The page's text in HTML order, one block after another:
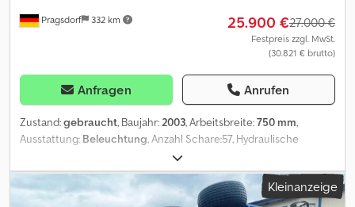
Pragsdorf 332 km 25.900 €27.000 €
Festpreis zzgl. MwSt.
(30.821 € brutto)
Anfragen Anrufen
Zustand:gebraucht, Baujahr:2003, Arbeitsbreite:750 mm,
Ausstattung: Beleuchtung, Anzahl Schare:57, Hydraulische
Klappung, Steinsicherung, Stützfuß / -rad_____7,50m Grubber mit
Fahrwerk, Stuetzraeder, 57 gefederte Zinken, Strichabstand 13cm,
Rahmenhoehe 85cm, doppel STS Walze, Striegel,Lagerort:17094
Kleinanzeige